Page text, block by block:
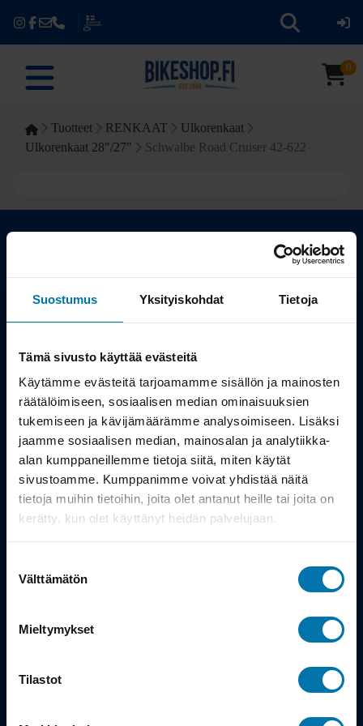
Suostumus Yksityiskohdat Tietoja
Tämä sivusto käyttää evästeitä
Käytämme evästeitä tarjoamamme sisällön ja mainosten
räätälöimiseen, sosiaalisen median ominaisuuksien
tukemiseen ja kävijämäärämme analysoimiseen. Lisäksi
jaamme sosiaalisen median, mainosalan ja analytiikka-
alan kumppaneillemme tietoja siitä, miten käytät
sivustoamme. Kumppanimme voivat yhdistää näitä
tietoja muihin tietoihin, joita olet antanut heille tai joita on
kerätty, kun olet käyttänyt heidän palvelujaan.
valinta
Välttämätön
Mieltymykset
Tilastot
0
Tuotteet RENKAAT
Ulkorenkaat
Ulkorenkaat 28"/27"
Schwalbe Road Cruiser 42-622
Kauppa
Työsuhdepyörä
Info
Toimitus
Takuu ja palautukset